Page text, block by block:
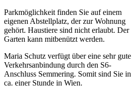
Parkmöglichkeit finden Sie auf einem
eigenen Abstellplatz, der zur Wohnung
gehört. Haustiere sind nicht erlaubt. Der
Garten kann mitbenützt werden.
Maria Schutz verfügt über eine sehr gute
Verkehrsanbindung durch den S6-
Anschluss Semmering. Somit sind Sie in
ca. einer Stunde in Wien.